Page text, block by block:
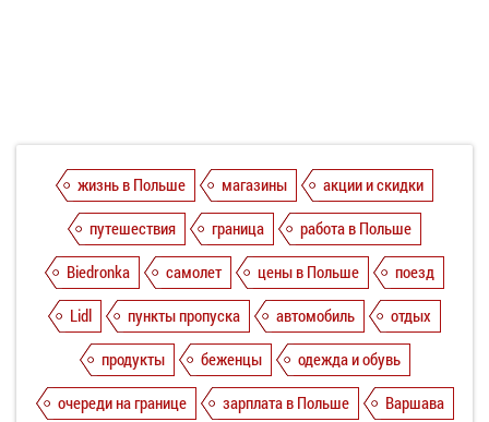
жизнь в Польше магазины
акции и скидки
путешествия
граница
работа в Польше
Biedronka
самолет цены в Польше
поезд
Lidl
пункты пропуска автомобиль
отдых
продукты
беженцы
одежда и обувь
очереди на границе
зарплата в Польше Варшава